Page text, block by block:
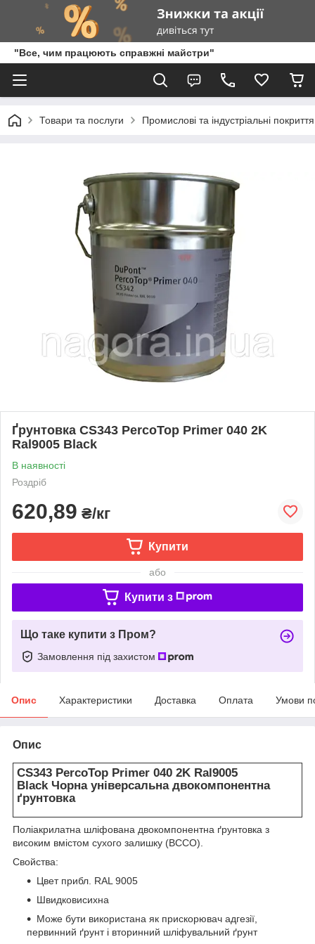
"Все, чим працюють справжні майстри"
Товари та послуги Промислові та індустріальні
Ґрунтовка CS343 PercoTop Primer 040 2K
Ral9005 Black
В наявності
Роздріб
620,89 ₴/кг
Купити
або
Купити з
Що таке купити з Пром?
Замовлення під захистом
Опис Характеристики Доставка Оплата Умови
Опис
CS343 PercoTop Primer 040 2K Ral9005
Black Чорна універсальна двокомпонентна
ґрунтовка
Поліакрилатна шліфована двокомпонентна ґрунтовка з
високим вмістом сухого залишку (ВССО).
Свойства:
Цвет прибл. RAL 9005
Швидковисихна
Може бути використана як прискорювач адгезії,
первинний ґрунт і вторинний шліфувальний ґрунт